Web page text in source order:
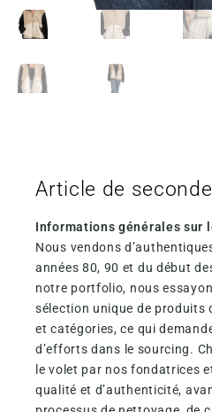
Article de
Informations générales sur
Nous vendons
années 80, 90 et du début
notre portfolio, nous
sélection unique de produits
et catégories, ce qui
d’efforts dans le sourcing.
le volet par nos fondatrices
qualité et d’authenticité,